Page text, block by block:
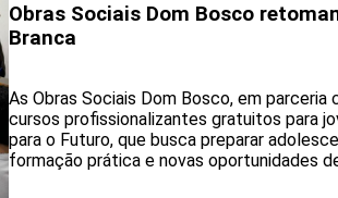
Obras Sociais Dom Bosco
Branca
As Obras Sociais Dom Bosco, em
cursos profissionalizantes gratuitos para
para o Futuro, que busca preparar
formação prática e novas oportunidades